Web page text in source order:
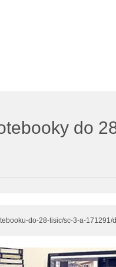
do
do-28-tisic/sc-3-a-171291/